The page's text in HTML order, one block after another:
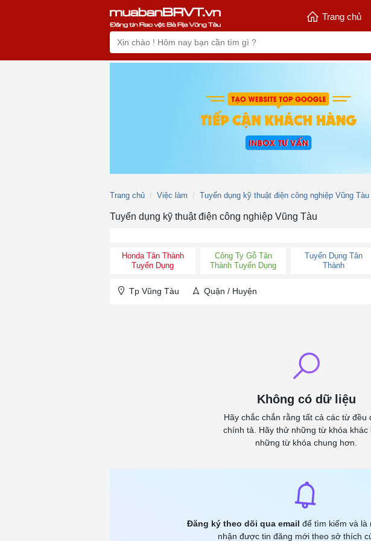
Trang chủ
Trang chủ Việc làm Tuyển dụng kỹ thuật điện công nghiệp Vũng Tàu
Tuyển dụng kỹ thuật điện công nghiệp Vũng Tàu
Honda Tân Thành
Tuyển Dụng
Công Ty Gỗ Tân
Thành Tuyển Dụng
Tuyển Dụng Tân
Thành
Tp Vũng Tàu Quận / Huyện
Không có dữ liệu
Hãy chắc chắn rằng tất cả các từ đều
chính tả. Hãy thử những từ khóa khác
những từ khóa chung hơn.
Đăng ký theo dõi qua email để tìm kiếm và là
nhận được tin đăng mới theo sở thích